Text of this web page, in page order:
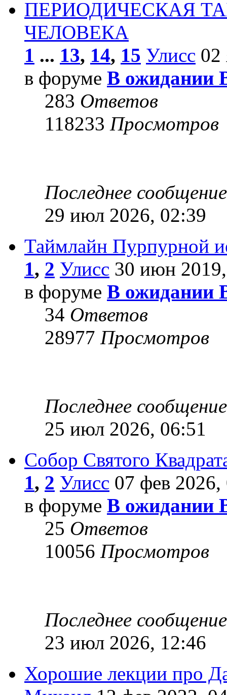
ПЕРИОДИЧЕСКАЯ
ЧЕЛОВЕКА
1 ... 13, 14, 15 Улисс 02
в форуме В ожидании
283 Ответов
118233 Просмотров
Последнее
29 июл 2026, 02:39
Таймлайн Пурпурной
1, 2 Улисс 30 июн
в форуме В ожидании
34 Ответов
28977 Просмотров
Последнее
25 июл 2026, 06:51
Собор Святого
1, 2 Улисс 07 фев 2026,
в форуме В ожидании
25 Ответов
10056 Просмотров
Последнее
23 июл 2026, 12:46
Хорошие лекции про